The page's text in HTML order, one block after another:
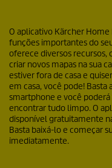
O aplicativo Kärcher
funções importantes do
oferece diversos recursos,
criar novos mapas na sua
estiver fora de casa e
em casa, você pode!
smartphone e você
encontrar tudo limpo. O
disponível gratuitamente
Basta baixá-lo e começar
imediatamente.